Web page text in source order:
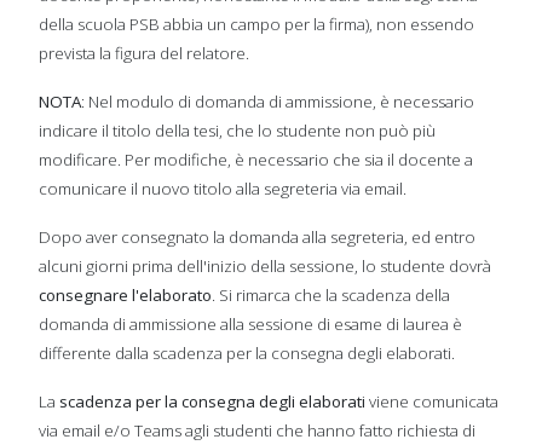
della scuola PSB abbia un campo per la firma), non essendo
prevista la figura del relatore.
NOTA: Nel modulo di domanda di ammissione, è necessario
indicare il titolo della tesi, che lo studente non può più
modificare. Per modifiche, è necessario che sia il docente a
comunicare il nuovo titolo alla segreteria via email.
Dopo aver consegnato la domanda alla segreteria, ed entro
alcuni giorni prima dell'inizio della sessione, lo studente dovrà
consegnare l'elaborato. Si rimarca che la scadenza della
domanda di ammissione alla sessione di esame di laurea è
differente dalla scadenza per la consegna degli elaborati.
La scadenza per la consegna degli elaborati viene comunicata
via email e/o Teams agli studenti che hanno fatto richiesta di